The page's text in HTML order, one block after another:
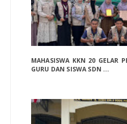
MAHASISWA KKN 20 GELAR
GURU DAN SISWA SDN ...